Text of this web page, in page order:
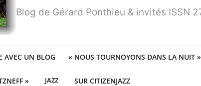
Blog de Gérard Ponthieu & invités ISSN
AVEC UN BLOG « NOUS TOURNOYONS DANS LA NUIT »
» JAZZ SUR CITIZENJAZZ